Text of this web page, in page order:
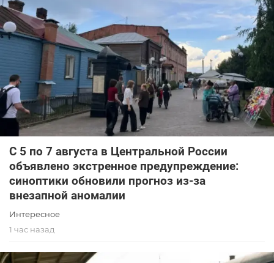
С 5 по 7 августа в Центральной России
объявлено экстренное предупреждение:
синоптики обновили прогноз из-за
внезапной аномалии
Интересное
1 час назад